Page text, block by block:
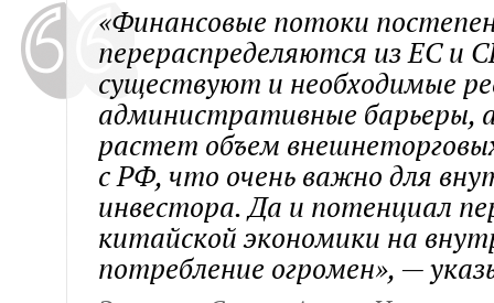
«Финансовые потоки
перераспределяются из ЕС и
существуют и необходимые
административные барьеры,
растет объем
с РФ, что очень важно для
инвестора. Да и потенциал
китайской экономики на
потребление огромен», —